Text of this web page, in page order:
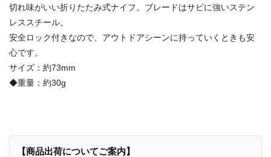
切れ味がいい折りたたみ式ナイフ。ブレードはサビに強いステン
レススチール。
安全ロック付きなので、アウトドアシーンに持っていくときも安
心です。
サイズ：約73mm
◆重量：約30g
【商品出荷についてご案内】